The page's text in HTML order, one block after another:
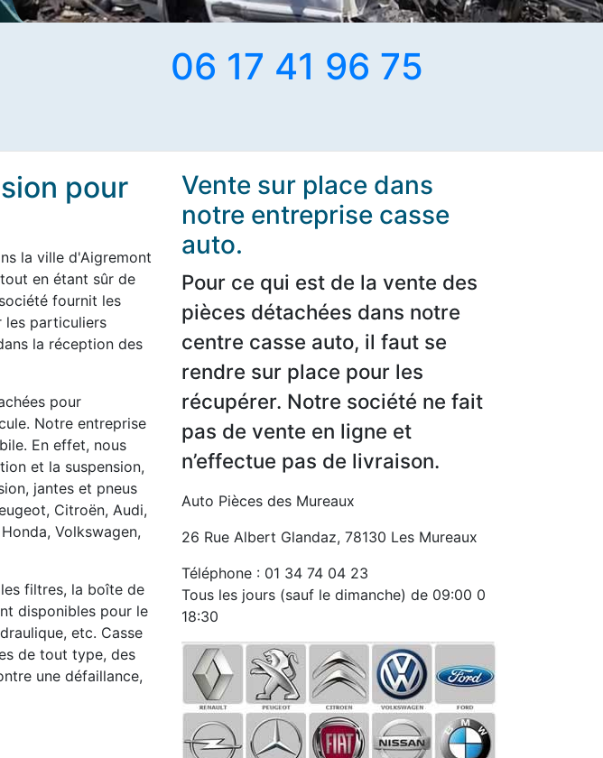
06 17 41 96 75
pour
la ville d'Aigremont
en étant sûr de
fournit les
les particuliers
la réception des
pour
Notre entreprise
En effet, nous
et la suspension,
jantes et pneus
Citroën, Audi,
Volkswagen,
filtres, la boîte de
disponibles pour le
etc. Casse
de tout type, des
une défaillance,
Vente sur place dans
notre entreprise casse
auto.
Pour ce qui est de la vente des
pièces détachées dans notre
centre casse auto, il faut se
rendre sur place pour les
récupérer. Notre société ne fait
pas de vente en ligne et
n’effectue pas de livraison.
Auto Pièces des Mureaux
26 Rue Albert Glandaz, 78130 Les Mureaux
Téléphone : 01 34 74 04 23
Tous les jours (sauf le dimanche) de 09:00 0
18:30